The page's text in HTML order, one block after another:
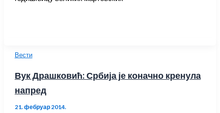
Вести
Вук Драшковић: Србија је коначно кренула
напред
21. фебруар 2014.